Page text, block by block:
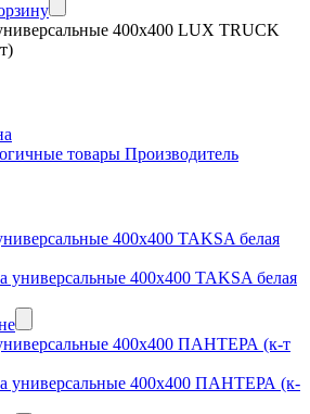
400x400 LUX TRUCK
товары Производитель
400x400 TAKSA белая
400x400 ПАНТЕРА (к-т